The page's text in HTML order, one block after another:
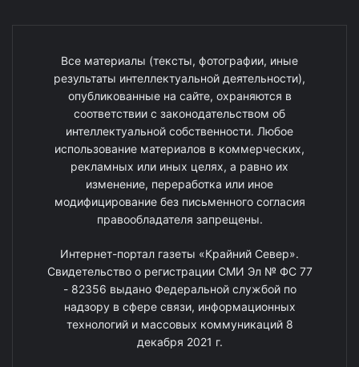
Все материалы (тексты, фотографии, иные
результаты интеллектуальной деятельности),
опубликованные на сайте, охраняются в
соответствии с законодательством об
интеллектуальной собственности. Любое
использование материалов в коммерческих,
рекламных или иных целях, а равно их
изменение, переработка или иное
модифицирование без письменного согласия
правообладателя запрещены.
Интернет-портал газеты «Крайний Север».
Свидетельство о регистрации СМИ Эл № ФС 77
- 82356 выдано Федеральной службой по
надзору в сфере связи, информационных
технологий и массовых коммуникаций 8
декабря 2021 г.